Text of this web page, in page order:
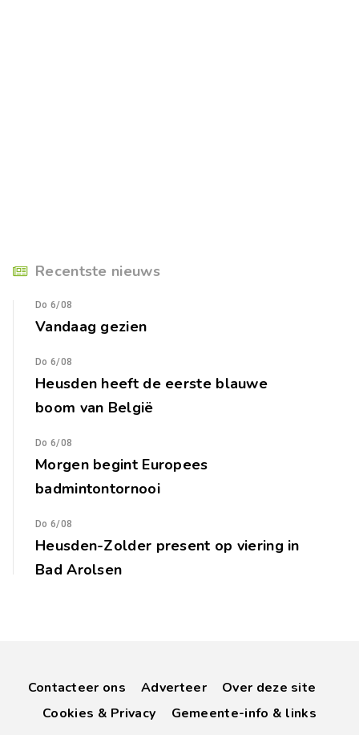
Recentste nieuws
Do 6/08
Vandaag gezien
Do 6/08
Heusden heeft de eerste blauwe
boom van België
Do 6/08
Morgen begint Europees
badmintontornooi
Do 6/08
Heusden-Zolder present op viering in
Bad Arolsen
Contacteer ons Adverteer
Over deze site
Cookies & Privacy
Gemeente-info & links